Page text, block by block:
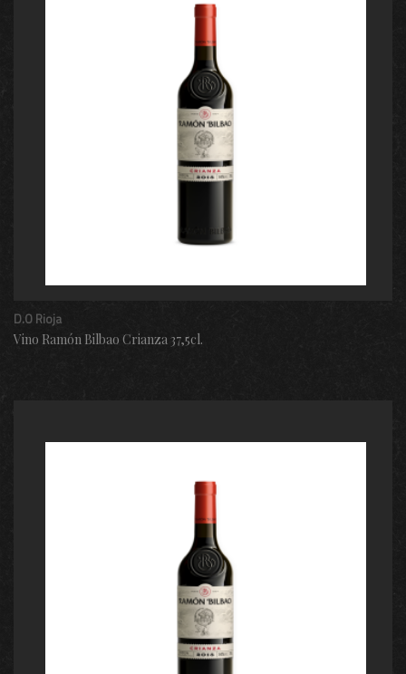
D.O Rioja
Vino Ramón Bilbao Crianza 37,5cl.